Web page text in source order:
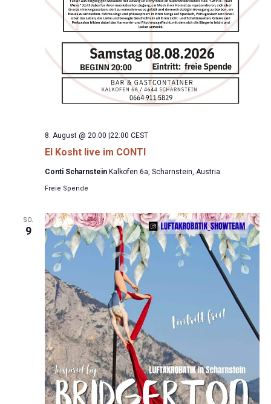
El Kosht live im CONTI
8. August @ 20:00 22:00 CEST
Conti Scharnstein Kalkofen 6a, Scharnstein, Austria
Freie Spende
SO.
9